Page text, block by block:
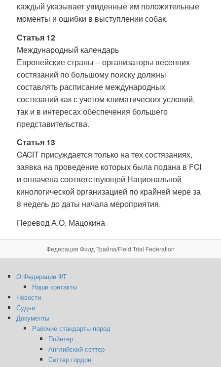
каждый указывает увиденные им положительные
моменты и ошибки в выступлении собак.
Статья 12
Международный календарь
Европейские страны – организаторы весенних
состязаний по большому поиску должны
составлять расписание международных
состязаний как с учетом климатических условий,
так и в интересах обеспечения большего
представительства.
Статья 13
CACIT присуждается только на тех состязаниях,
заявка на проведение которых была подана в FCI
и оплачена соответствующей Национальной
кинологической организацией по крайней мере за
8 недель до даты начала мероприятия.
Перевод А.О. Мацокина
Федерация Филд Трайла/Field Trial Federation
О Федерации ФТ
Наши контакты
Новости
Судьи
Документы
Рабочие стандарты пород
Пойнтер
Английский сеттер
Сеттер гордон